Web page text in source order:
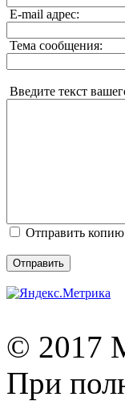
E-mail адрес:
Тема сообщения:
Введите текст
Отправить копию
Отправить
© 2017
При